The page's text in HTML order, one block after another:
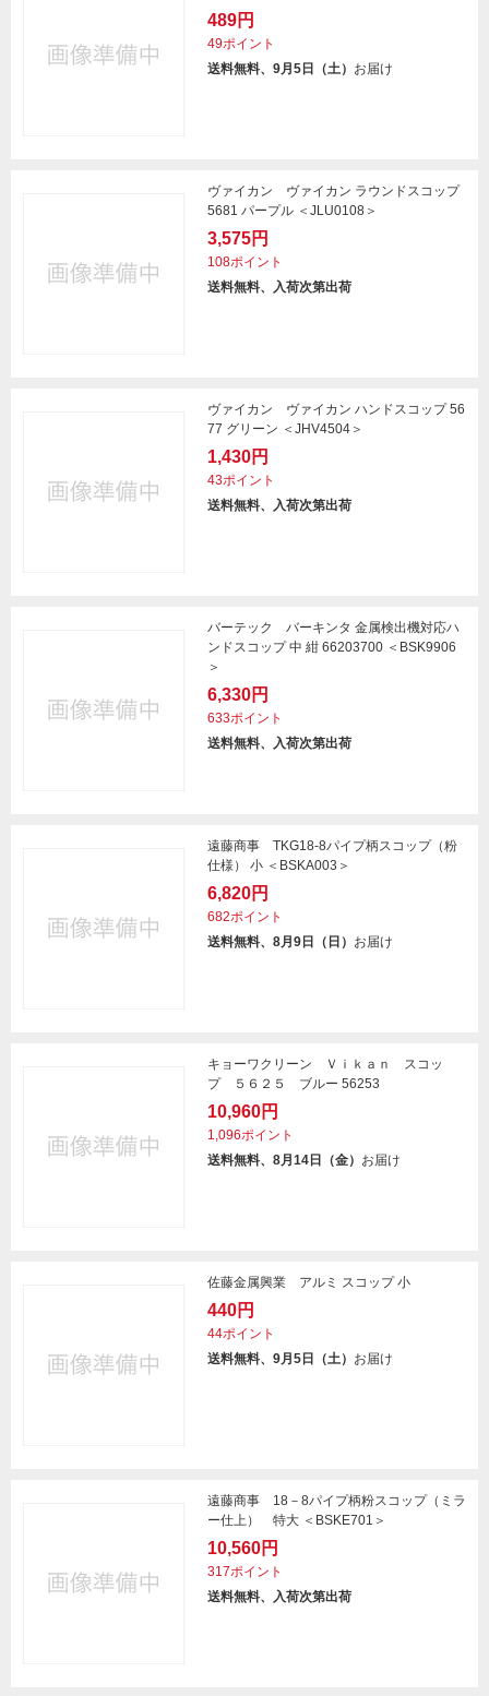
489円
49ポイント
送料無料、9月5日（土） お届け
ヴァイカン ヴァイカン ラウンドスコップ
5681 パープル ＜JLU0108＞
3,575円
108ポイント
送料無料、入荷次第出荷
ヴァイカン ヴァイカン ハンドスコップ 56
77 グリーン ＜JHV4504＞
1,430円
43ポイント
送料無料、入荷次第出荷
バーテック バーキンタ 金属検出機対応ハ
ンドスコップ 中 紺 66203700 ＜BSK9906
＞
6,330円
633ポイント
送料無料、入荷次第出荷
遠藤商事 TKG18-8パイプ柄スコップ（粉
仕様） 小 ＜BSKA003＞
6,820円
682ポイント
送料無料、8月9日（日） お届け
キョーワクリーン Ｖｉｋａｎ スコッ
プ ５６２５ ブルー 56253
10,960円
1,096ポイント
送料無料、8月14日（金） お届け
佐藤金属興業 アルミ スコップ 小
440円
44ポイント
送料無料、9月5日（土） お届け
遠藤商事 18－8パイプ柄粉スコップ（ミラ
ー仕上） 特大 ＜BSKE701＞
10,560円
317ポイント
送料無料、入荷次第出荷